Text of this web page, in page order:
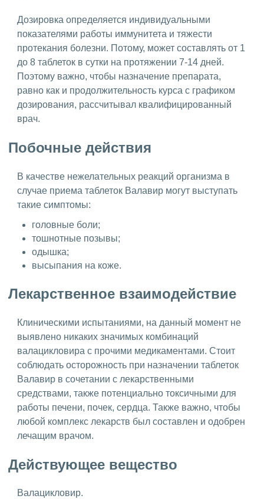
Дозировка определяется индивидуальными
показателями работы иммунитета и тяжести
протекания болезни. Потому, может составлять от 1
до 8 таблеток в сутки на протяжении 7-14 дней.
Поэтому важно, чтобы назначение препарата,
равно как и продолжительность курса с графиком
дозирования, рассчитывал квалифицированный
врач.
Побочные действия
В качестве нежелательных реакций организма в
случае приема таблеток Валавир могут выступать
такие симптомы:
головные боли;
тошнотные позывы;
одышка;
высыпания на коже.
Лекарственное взаимодействие
Клиническими испытаниями, на данный момент не
выявлено никаких значимых комбинаций
валацикловира с прочими медикаментами. Стоит
соблюдать осторожность при назначении таблеток
Валавир в сочетании с лекарственными
средствами, также потенциально токсичными для
работы печени, почек, сердца. Также важно, чтобы
любой комплекс лекарств был составлен и одобрен
лечащим врачом.
Действующее вещество
Валацикловир.